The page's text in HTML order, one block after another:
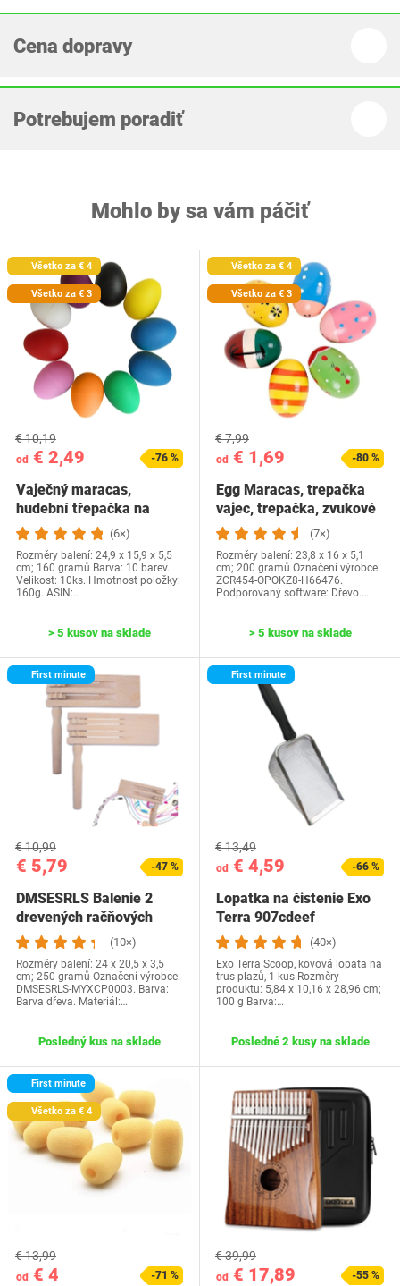
Cena dopravy
Potrebujem poradiť
Mohlo by sa vám páčiť
Všetko za € 4
Všetko za € 3
od € 2,49
€ 10,19
-76 %
Vaječný maracas,
hudební třepačka na
vajíčka, bicí hudební…
(6×)
Rozměry balení: 24,9 x 15,9 x 5,5
cm; 160 gramů Barva: 10 barev.
Velikost: 10ks. Hmotnost položky:
160g. ASIN:…
> 5 kusov na sklade
Všetko za € 4
Všetko za € 3
od € 1,69
€ 7,99
-80 %
Egg Maracas, trepačka
vajec, trepačka, zvukové
vajcia,…
(7×)
Rozměry balení: 23,8 x 16 x 5,1
cm; 200 gramů Označení výrobce:
ZCR454-OPOKZ8-H66476.
Podporovaný software: Dřevo.…
> 5 kusov na sklade
First minute
€ 5,79
€ 10,99
-47 %
DMSESRLS Balenie 2
drevených račňových
hlukomerov,…
(10×)
Rozměry balení: 24 x 20,5 x 3,5
cm; 250 gramů Označení výrobce:
DMSESRLS-MYXCP0003. Barva:
Barva dřeva. Materiál:…
Posledný kus na sklade
First minute
od € 4,59
€ 13,49
-66 %
Lopatka na čistenie Exo
Terra ‎907cdeef
(40×)
Exo Terra Scoop, kovová lopata na
trus plazů, 1 kus Rozměry
produktu: ‎5,84 x 10,16 x 28,96 cm;
100 g Barva‎:…
Posledné 2 kusy na sklade
First minute
Všetko za € 4
od € 4
€ 13,99
-71 % od € 17,89
€ 39,99
-55 %